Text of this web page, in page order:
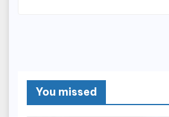
You missed